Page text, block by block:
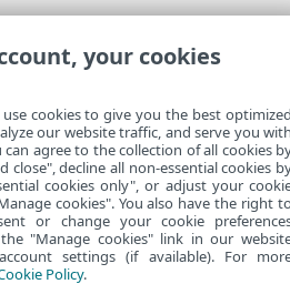
your cookies
cookies to give you the best
our website traffic, and serve you
can agree to the collection of all cookies
close", decline all non-essential cookies
cookies only", or adjust your
cookies". You also have the right
or change your cookie
"Manage cookies" link in our
settings (if available). For
Policy.